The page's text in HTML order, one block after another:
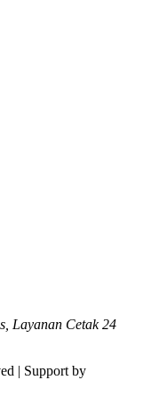
Layanan Cetak 24
| Support by